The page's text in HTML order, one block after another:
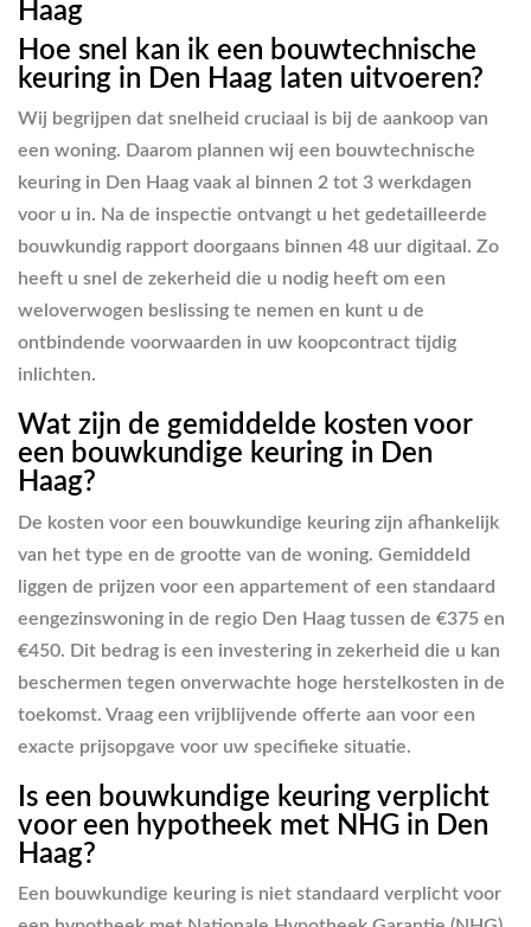
Haag
Hoe snel kan ik een bouwtechnische
keuring in Den Haag laten uitvoeren?
Wij begrijpen dat snelheid cruciaal is bij de aankoop van
een woning. Daarom plannen wij een bouwtechnische
keuring in Den Haag vaak al binnen 2 tot 3 werkdagen
voor u in. Na de inspectie ontvangt u het gedetailleerde
bouwkundig rapport doorgaans binnen 48 uur digitaal. Zo
heeft u snel de zekerheid die u nodig heeft om een
weloverwogen beslissing te nemen en kunt u de
ontbindende voorwaarden in uw koopcontract tijdig
inlichten.
Wat zijn de gemiddelde kosten voor
een bouwkundige keuring in Den
Haag?
De kosten voor een bouwkundige keuring zijn afhankelijk
van het type en de grootte van de woning. Gemiddeld
liggen de prijzen voor een appartement of een standaard
eengezinswoning in de regio Den Haag tussen de €375 en
€450. Dit bedrag is een investering in zekerheid die u kan
beschermen tegen onverwachte hoge herstelkosten in de
toekomst. Vraag een vrijblijvende offerte aan voor een
exacte prijsopgave voor uw specifieke situatie.
Is een bouwkundige keuring verplicht
voor een hypotheek met NHG in Den
Haag?
Een bouwkundige keuring is niet standaard verplicht voor